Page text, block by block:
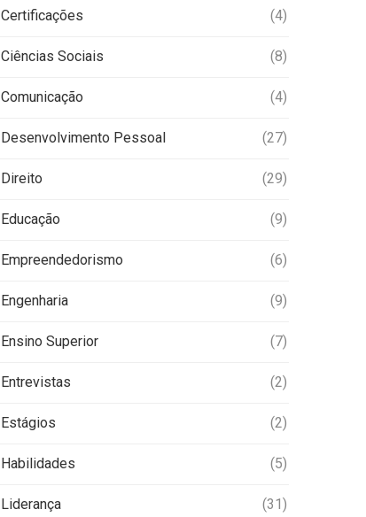
Certificações (4)
Ciências Sociais (8)
Comunicação (4)
Desenvolvimento Pessoal (27)
Direito (29)
Educação (9)
Empreendedorismo (6)
Engenharia (9)
Ensino Superior (7)
Entrevistas (2)
Estágios (2)
Habilidades (5)
Liderança (31)